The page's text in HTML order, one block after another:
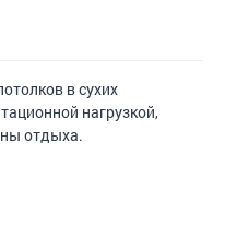
в сухих
нагрузкой,
отдыха.